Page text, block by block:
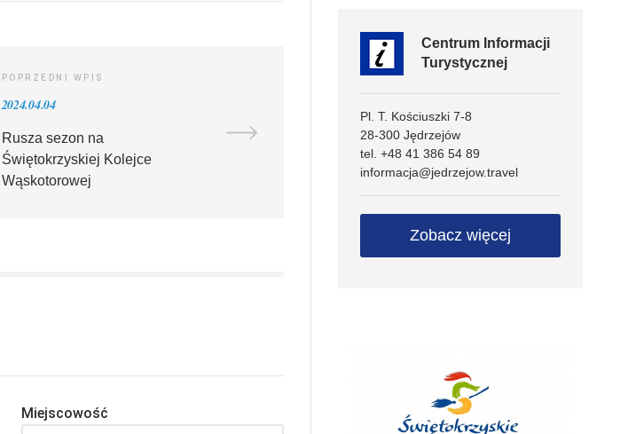
POPRZEDNI WPIS
2024.04.04
Rusza sezon na
Świętokrzyskiej Kolejce
Wąskotorowej
Miejscowość
Centrum Informacji
Turystycznej
Pl. T. Kościuszki 7-8
28-300 Jędrzejów
tel. +48 41 386 54 89
informacja@jedrzejow.travel
Zobacz więcej